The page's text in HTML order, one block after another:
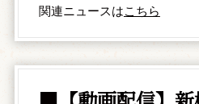
関連ニュースはこちら